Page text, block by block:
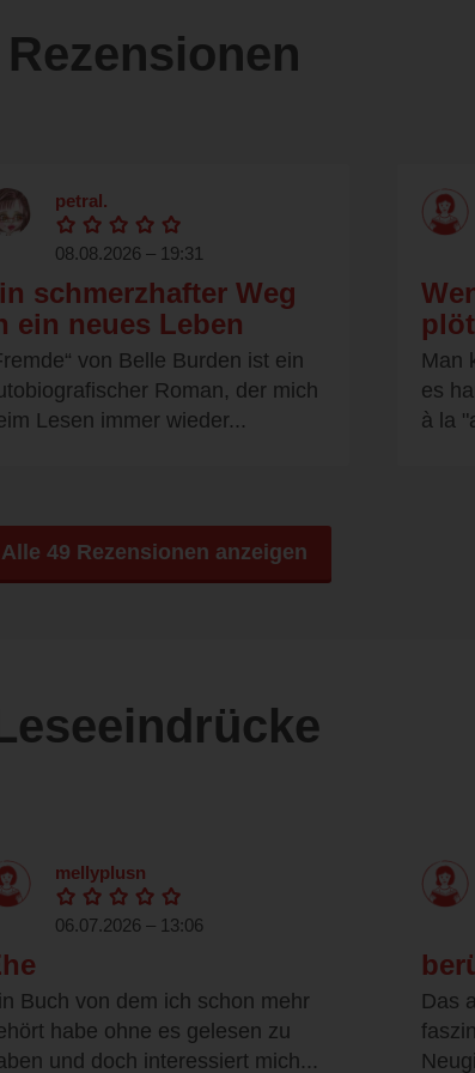
Rezensionen
petral.
08.08.2026 – 19:31
schmerzhafter Weg
ein neues Leben
von Belle Burden ist ein
Roman, der mich
Lesen immer wieder...
Man
es
à la
Alle 49 Rezensionen anzeigen
mellyplusn
06.07.2026 – 13:06
Buch von dem ich schon mehr
habe ohne es gelesen zu
und doch interessiert mich...
Das